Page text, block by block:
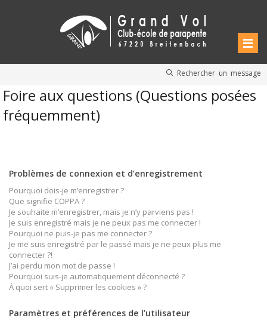
Rechercher un message
Foire aux questions (Questions posées
fréquemment)
Problèmes de connexion et d’enregistrement
Pourquoi dois-je m’enregistrer ?
Que signifie COPPA ?
Je souhaite m’enregistrer, mais je n’y parviens pas !
Je suis enregistré mais je ne peux pas me connecter !
Pourquoi ne puis-je pas me connecter ?
Je me suis enregistré par le passé mais je ne peux plus me
connecter ?!
J’ai perdu mon mot de passe !
Pourquoi suis-je automatiquement déconnecté ?
À quoi sert « Supprimer les cookies » ?
Paramètres et préférences de l’utilisateur